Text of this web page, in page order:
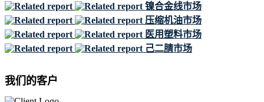
镍合金线市场
压缩机油市场
医用塑料市场
己二腈市场
我们的客户